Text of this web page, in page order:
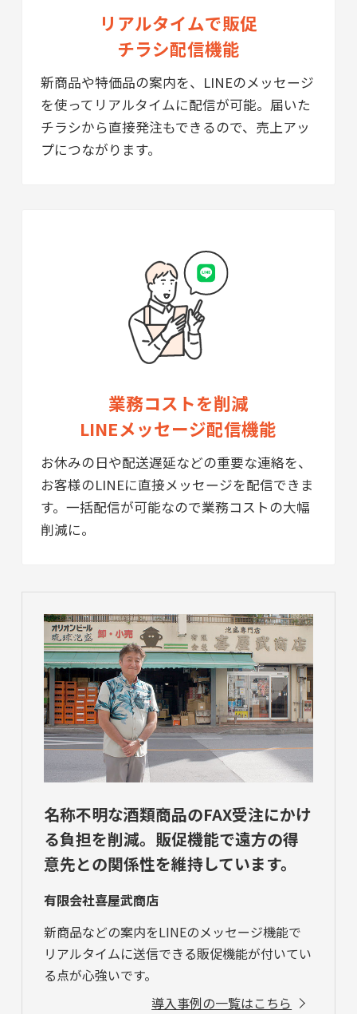
リアルタイムで販促
チラシ配信機能
新商品や特価品の案内を、LINEのメッセージ
を使ってリアルタイムに配信が可能。届いた
チラシから直接発注もできるので、売上アッ
プにつながります。
業務コストを削減
LINEメッセージ配信機能
お休みの日や配送遅延などの重要な連絡を、
お客様のLINEに直接メッセージを配信できま
す。一括配信が可能なので業務コストの大幅
削減に。
名称不明な酒類商品のFAX受注にかけ
る負担を削減。販促機能で遠方の得
意先との関係性を維持しています。
有限会社喜屋武商店
新商品などの案内をLINEのメッセージ機能で
リアルタイムに送信できる販促機能が付いてい
る点が心強いです。
導入事例の一覧はこちら